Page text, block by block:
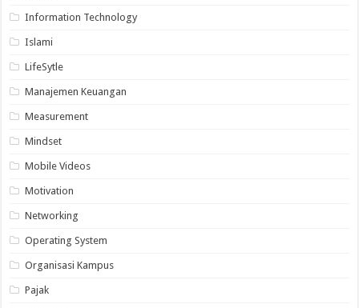
Information Technology
Islami
LifeSytle
Manajemen Keuangan
Measurement
Mindset
Mobile Videos
Motivation
Networking
Operating System
Organisasi Kampus
Pajak